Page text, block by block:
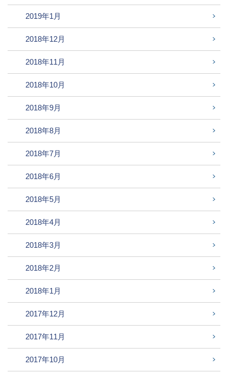
2019年1月
2018年12月
2018年11月
2018年10月
2018年9月
2018年8月
2018年7月
2018年6月
2018年5月
2018年4月
2018年3月
2018年2月
2018年1月
2017年12月
2017年11月
2017年10月